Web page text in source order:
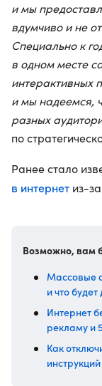
и мы
вдумчиво и не
Специально к
в одном месте
интерактивных
и мы надеемся,
разных
по
Ранее стало
в интернет из-
Возможно, вам
Массовые
и что
Интернет
рекламу и
Как
инструкций